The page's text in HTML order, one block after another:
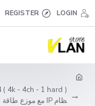
LOGIN
REGISTER
ظام IP مع موزع طاقة للكاميرات